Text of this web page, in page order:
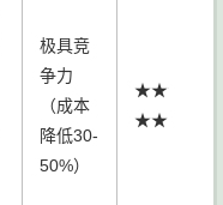
极具竞
争力
（成本
降低30-
50%）
★★★
★★